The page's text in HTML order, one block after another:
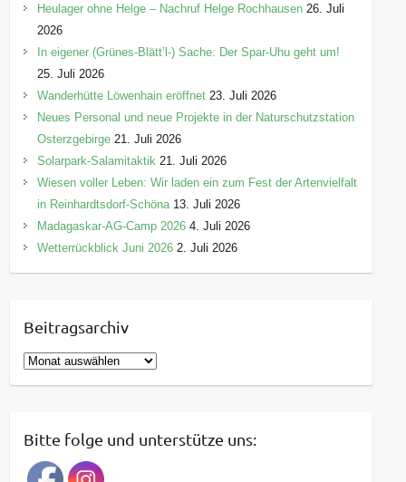
Heulager ohne Helge – Nachruf Helge Rochhausen 26. Juli
2026
In eigener (Grünes-Blätt’l-) Sache: Der Spar-Uhu geht um!
25. Juli 2026
Wanderhütte Löwenhain eröffnet 23. Juli 2026
Neues Personal und neue Projekte in der Naturschutzstation
Osterzgebirge 21. Juli 2026
Solarpark-Salamitaktik 21. Juli 2026
Wiesen voller Leben: Wir laden ein zum Fest der Artenvielfalt
in Reinhardtsdorf-Schöna 13. Juli 2026
Madagaskar-AG-Camp 2026 4. Juli 2026
Wetterrückblick Juni 2026 2. Juli 2026
Beitragsarchiv
B
e
r
a
Bitte folge und unterstütze uns: